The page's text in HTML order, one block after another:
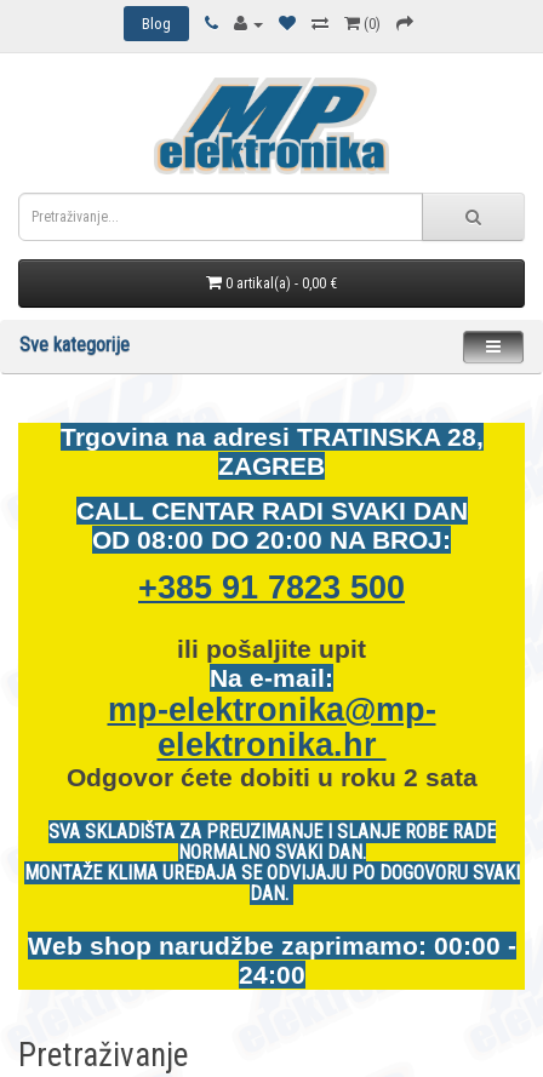
Blog (0)
0 artikal(a) - 0,00 €
Sve kategorije
Trgovina na adresi TRATINSKA 28,
ZAGREB
CALL CENTAR RADI SVAKI DAN
OD 08:00 DO 20:00 NA BROJ:
+385 91 7823 500
ili pošaljite upit
Na e-mail:
mp-elektronika@mp-
elektronika.hr
Odgovor ćete dobiti u roku 2 sata
SVA SKLADIŠTA ZA PREUZIMANJE I SLANJE ROBE RADE
NORMALNO SVAKI DAN.
MONTAŽE KLIMA UREĐAJA SE ODVIJAJU PO DOGOVORU SVAKI
DAN.
Web shop narudžbe zaprimamo: 00:00 -
24:00
Pretraživanje